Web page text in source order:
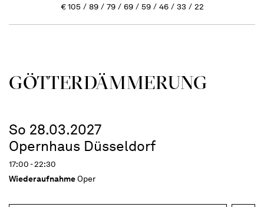
€105 89 79 69 59 46 33 22
GÖTTER­DÄMMERUNG
So 28.03.2027
Opernhaus Düsseldorf
17:00 - 22:30
WiederaufnahmeOper